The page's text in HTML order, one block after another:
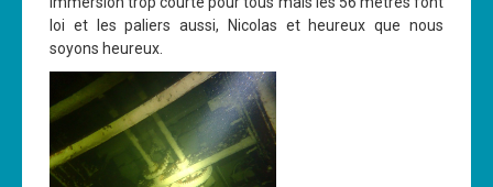
loi et les paliers aussi, Nicolas et heureux que nous
soyons heureux.